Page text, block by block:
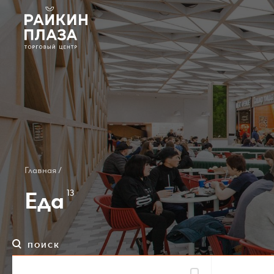
О ТЦ
Арендаторам
Вакансии
Контакты
Карта ТЦ
Главная /
Еда 13